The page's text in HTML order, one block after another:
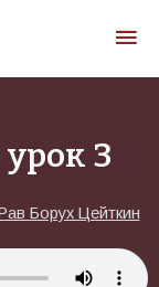
3
Борух Цейткин